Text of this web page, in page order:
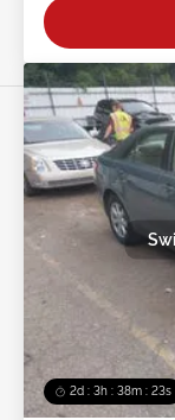
2d : 3h : 38m : 20s